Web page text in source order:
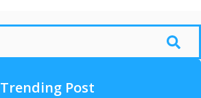
Trending Post